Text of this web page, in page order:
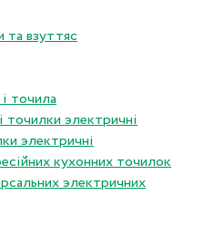
та взуттяс
точила
электричнi
электричнi
кухонних точилок
электричних